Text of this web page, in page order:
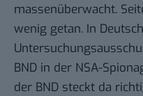
massenüberwacht.
wenig getan. In
BND in der NSA-
der BND steckt da